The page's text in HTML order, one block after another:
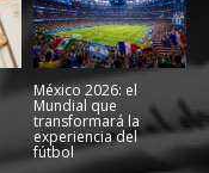
México 2026: el
Mundial que
transformará la
experiencia del
fútbol